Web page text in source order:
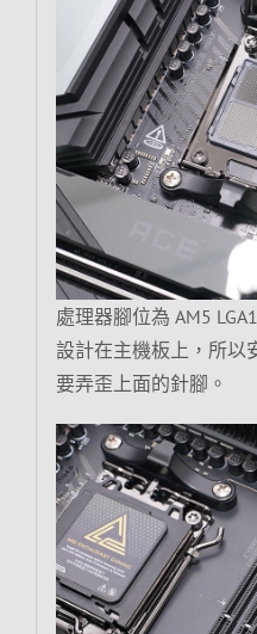
處理器腳位為 AM5
設計在主機板上，所以
要弄歪上面的針腳。